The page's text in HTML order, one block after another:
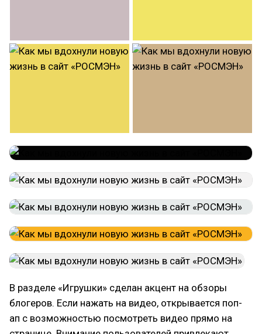
В разделе «Игрушки» сделан акцент на обзоры
блогеров. Если нажать на видео, открывается поп-
ап с возможностью посмотреть видео прямо на